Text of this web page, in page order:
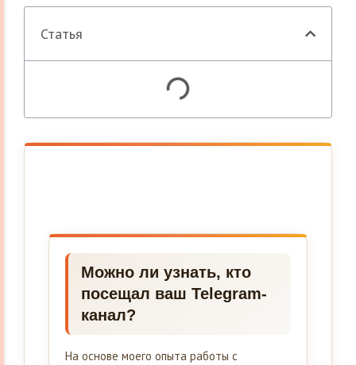
Статья
Можно ли узнать, кто
посещал ваш Telegram-
канал?
На основе моего опыта работы с